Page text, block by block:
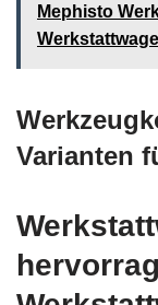
Mephisto
Varianten